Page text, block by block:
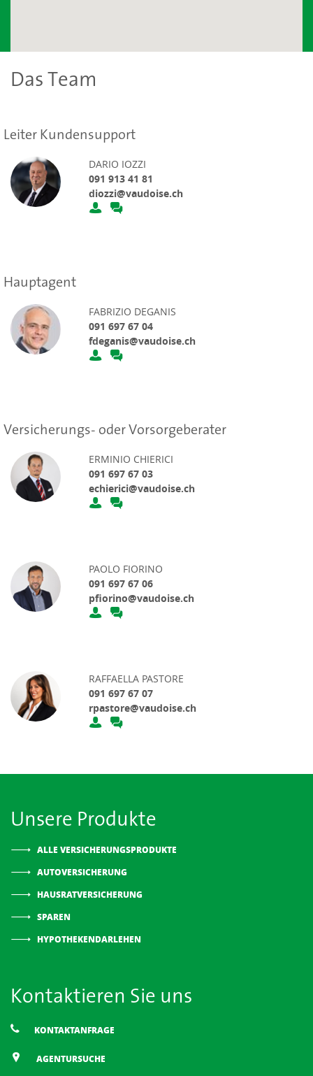
Das Team
Leiter Kundensupport
DARIO IOZZI
091 913 41 81
diozzi@vaudoise.ch
Hauptagent
FABRIZIO DEGANIS
091 697 67 04
fdeganis@vaudoise.ch
Versicherungs- oder Vorsorgeberater
ERMINIO CHIERICI
091 697 67 03
echierici@vaudoise.ch
PAOLO FIORINO
091 697 67 06
pfiorino@vaudoise.ch
RAFFAELLA PASTORE
091 697 67 07
rpastore@vaudoise.ch
Unsere Produkte
ALLE VERSICHERUNGSPRODUKTE
AUTOVERSICHERUNG
HAUSRATVERSICHERUNG
SPAREN
HYPOTHEKENDARLEHEN
Kontaktieren Sie uns
KONTAKTANFRAGE
AGENTURSUCHE